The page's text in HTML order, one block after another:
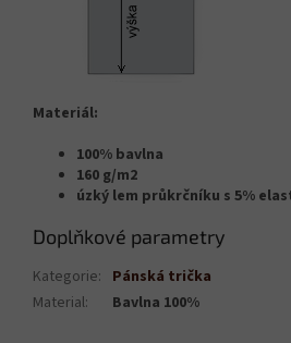
Materiál:
100% bavlna
160 g/m2
úzký lem průkrčníku s 5%
Doplňkové parametry
Kategorie: Pánská trička
Material: Bavlna 100%